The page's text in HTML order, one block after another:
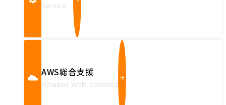
Service
AWS総合支援
Amazon Web Services